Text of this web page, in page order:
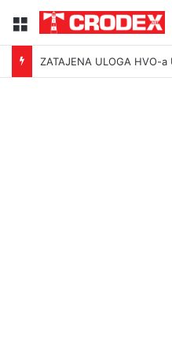
Menu
ZATAJENA ULOGA HVO-a